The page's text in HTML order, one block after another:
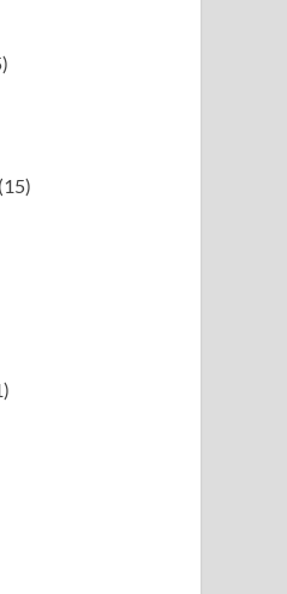
(15)